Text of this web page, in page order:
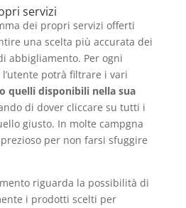
servizi
dei propri servizi offerti
una scelta più accurata dei
abbigliamento. Per ogni
potrà filtrare i vari
quelli disponibili nella sua
di dover cliccare su tutti i
giusto. In molte campgna
per non farsi sfuggire
riguarda la possibilità di
i prodotti scelti per